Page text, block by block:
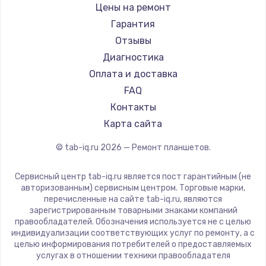
Замена камеры ноутбука
950 руб.
Заказать
Замена петель
1050 руб.
Заказать
800 руб.
Заказать
Замена материнской платы
1395 руб.
BlackView
Amazon
Aquarius
Philips
Dell
HP
Getac
ZTE
CHUWI
Цены на ремонт
Гарантия
Отзывы
Диагностика
Оплата и доставка
FAQ
Контакты
Карта сайта
© tab-iq.ru 2026 — Ремонт планшетов.
Сервисный центр tab-iq.ru является пост гарантийным (не
авторизованным) сервисным центром. Торговые марки,
перечисленные на сайте tab-iq.ru, являются
зарегистрированным товарными знаками компаний
правообладателей. Обозначения используется не с целью
индивидуализации соответствующих услуг по ремонту, а с
целью информирования потребителей о предоставляемых
услугах в отношении техники правообладателя